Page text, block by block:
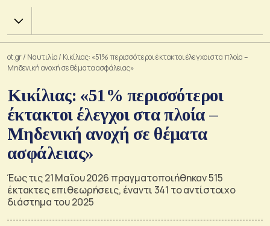
Χ.Α.
ot.gr/ Ναυτιλία/ Κικίλιας: «51% περισσότεροι έκτακτοι έλεγχοι στα πλοία –
Μηδενική ανοχή σε θέματα ασφάλειας»
Κικίλιας: «51% περισσότεροι
έκτακτοι έλεγχοι στα πλοία –
Μηδενική ανοχή σε θέματα
ασφάλειας»
Έως τις 21 Μαΐου 2026 πραγματοποιήθηκαν 515
έκτακτες επιθεωρήσεις, έναντι 341 το αντίστοιχο
διάστημα του 2025